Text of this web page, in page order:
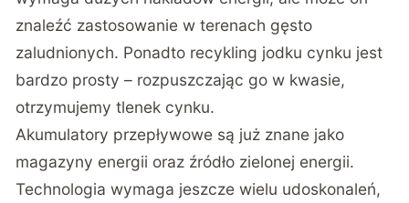
znaleźć zastosowanie w terenach gęsto
zaludnionych. Ponadto recykling jodku cynku jest
bardzo prosty – rozpuszczając go w kwasie,
otrzymujemy tlenek cynku.
Akumulatory przepływowe są już znane jako
magazyny energii oraz źródło zielonej energii.
Technologia wymaga jeszcze wielu udoskonaleń,